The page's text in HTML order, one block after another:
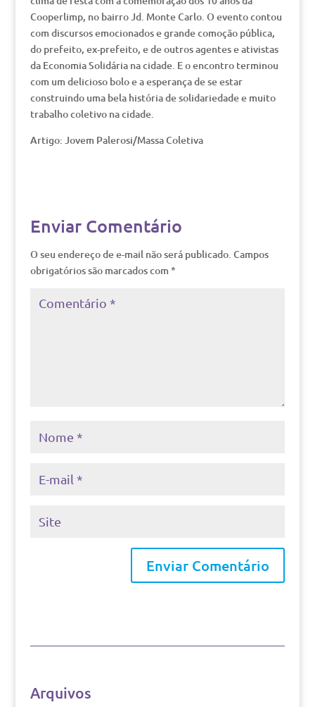
Cooperlimp, no bairro Jd. Monte Carlo. O evento contou
com discursos emocionados e grande comoção pública,
do prefeito, ex-prefeito, e de outros agentes e ativistas
da Economia Solidária na cidade. E o encontro terminou
com um delicioso bolo e a esperança de se estar
construindo uma bela história de solidariedade e muito
trabalho coletivo na cidade.
Artigo: Jovem Palerosi/Massa Coletiva
Enviar Comentário
O seu endereço de e-mail não será publicado. Campos
obrigatórios são marcados com *
Arquivos